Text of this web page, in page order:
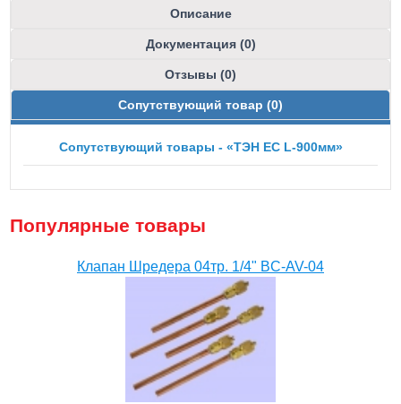
Описание
Документация (0)
Отзывы (0)
Сопутствующий товар (0)
Сопутствующий товары - «ТЭН ЕС L-900мм»
Популярные товары
Клапан Шредера 04тр. 1/4" BC-AV-04